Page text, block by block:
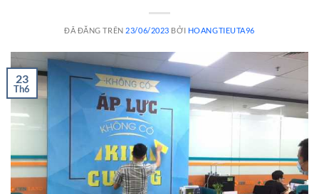
ĐÃ ĐĂNG TRÊN 23/06/2023 BỞI HOANGTIEUTA96
23
Th6